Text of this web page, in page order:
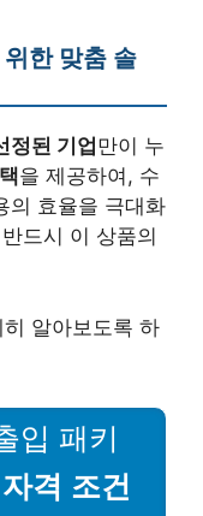
한 맞춤 솔
정된 기업만이 누
을 제공하여, 수
의 효율을 극대화
드시 이 상품의
알아보도록 하
입 패키
격 조건